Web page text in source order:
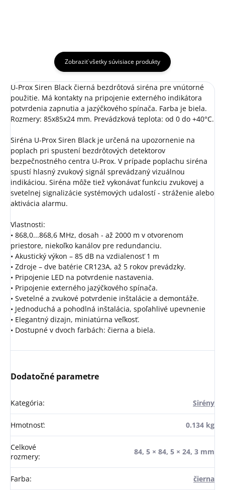
Zobraziť všetky súvisiace produkty
U-Prox Siren Black čierná bezdrôtová siréna pre vnútorné
použitie. Má kontakty na pripojenie externého indikátora
potvrdenia zapnutia a jazýčkového spínača. Farba je biela.
Rozmery: 85x85x24 mm. Prevádzková teplota: od 0 do +40°C.
Siréna U-Prox Siren Black je určená na upozornenie na
poplach pri spustení bezdrôtových detektorov
bezpečnostného centra U-Prox. V prípade poplachu siréna
spustí hlasný zvukový signál sprevádzaný vizuálnou
indikáciou. Siréna môže tiež vykonávať funkciu zvukovej a
svetelnej signalizácie systémových udalostí - stráženie alebo
aktivácia alarmu.
Vlastnosti:
• 868,0...868,6 MHz, dosah - až 2000 m v otvorenom
priestore, niekoľko kanálov pre redundanciu.
• Akustický výkon – 85 dB na vzdialenosť 1 m
• Zdroje – dve batérie CR123A, až 5 rokov prevádzky.
• Pripojenie LED na potvrdenie nastavenia.
• Pripojenie externého jazýčkového spínača.
• Svetelné a zvukové potvrdenie inštalácie a demontáže.
• Jednoduchá a pohodlná inštalácia, spoľahlivé upevnenie
• Elegantný dizajn, miniatúrna veľkosť.
• Dostupné v dvoch farbách: čierna a biela.
Dodatočné parametre
Kategória: Sirény
Hmotnosť: 0.134 kg
Celkové
rozmery:
84, 5 × 84, 5 × 24, 3 mm
Farba: čierna